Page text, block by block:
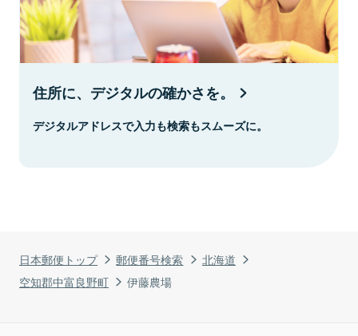
日本郵便トップ 郵便番号検索
北海道
空知郡中富良野町
伊藤農場
住所に、デジタルの確かさを。
デジタルアドレスで入力も検索もスムーズに。